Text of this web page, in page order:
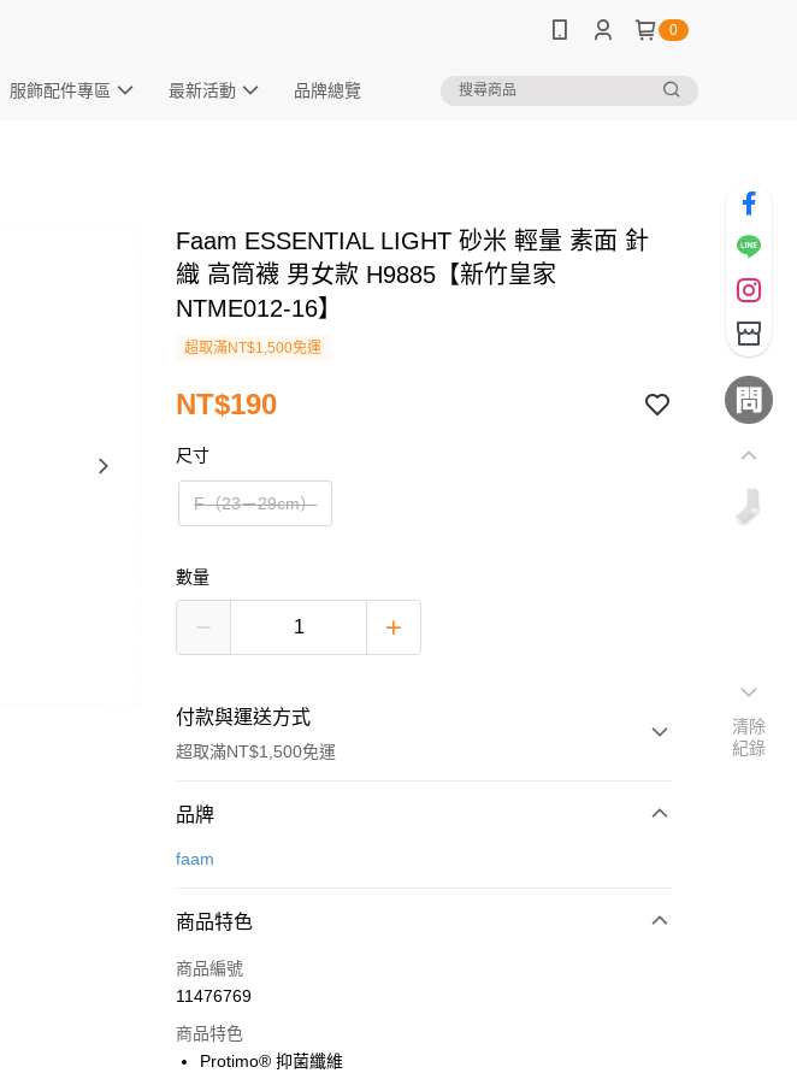
0
服飾配件專區 最新活動 品牌總覽
Faam ESSENTIAL LIGHT 砂米 輕量 素面 針
織 高筒襪 男女款 H9885【新竹皇家
NTME012-16】
超取滿NT$1,500免運
NT$190
尺寸
F（23－29cm）
數量
付款與運送方式
超取滿NT$1,500免運
付款方式
信用卡一次付款
合作金庫商業銀行
華南商業銀行
上海商業儲蓄銀行
國泰世華商業銀行
超商取貨付款
LINE Pay
品牌
faam
商品特色
商品編號
11476769
商品特色
Protimo® 抑菌纖維
清除
紀錄